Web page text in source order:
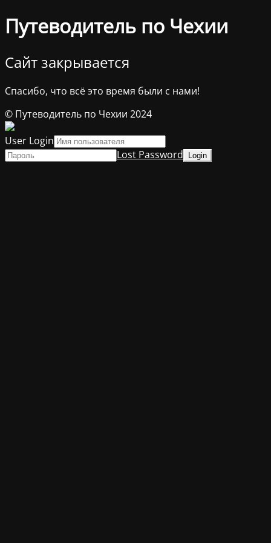
Путеводитель по Чехии
Сайт закрывается
Спасибо, что всё это время были с нами!
© Путеводитель по Чехии 2024
User Login
Lost Password